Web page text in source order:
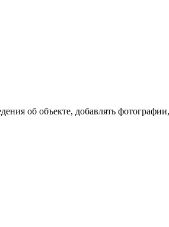
об объекте, добавлять